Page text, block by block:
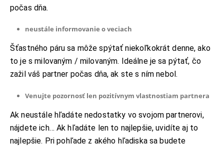
počas dňa.
neustále informovanie o veciach
Šťastného páru sa môže spýtať niekoľkokrát denne, ako
to je s milovaným / milovaným. Ideálne je sa pýtať, čo
zažil váš partner počas dňa, ak ste s ním nebol.
Venujte pozornosť len pozitívnym vlastnostiam partnera
Ak neustále hľadáte nedostatky vo svojom partnerovi,
nájdete ich… Ak hľadáte len to najlepšie, uvidíte aj to
najlepšie. Pri pohľade z akého hľadiska sa budete